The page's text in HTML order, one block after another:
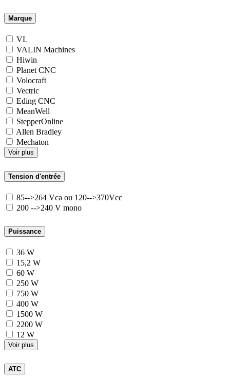
Marque
VL
VALIN Machines
Hiwin
Planet CNC
Volocraft
Vectric
Eding CNC
MeanWell
StepperOnline
Allen Bradley
Mechaton
Voir plus
Tension d'entrée
85-->264 Vca ou 120-->370Vcc
200 -->240 V mono
Puissance
36 W
15,2 W
60 W
250 W
750 W
400 W
1500 W
2200 W
12 W
Voir plus
ATC